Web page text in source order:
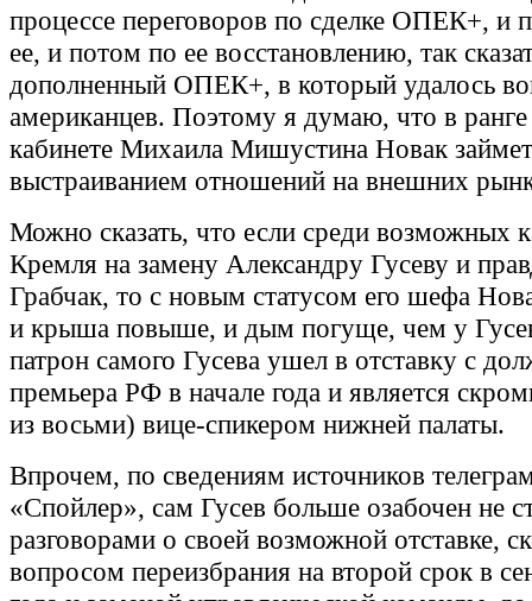
процессе переговоров по сделке ОПЕК+, и
ее, и потом по ее восстановлению, так
дополненный ОПЕК+, в который удалось
американцев. Поэтому я думаю, что в ранге
кабинете Михаила Мишустина Новак
выстраиванием отношений на внешних
Можно сказать, что если среди возможных
Кремля на замену Александру Гусеву и
Грабчак, то с новым статусом его шефа
и крыша повыше, и дым погуще, чем у
патрон самого Гусева ушел в отставку с
премьера РФ в начале года и является
из восьми) вице-спикером нижней палаты.
Впрочем, по сведениям источников
«Спойлер», сам Гусев больше озабочен не
разговорами о своей возможной отставке,
вопросом переизбрания на второй срок в